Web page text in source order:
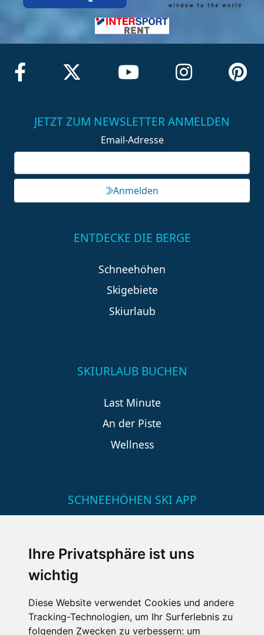
Ihre Privatsphäre ist uns
wichtig
Diese Website verwendet Cookies und andere
Tracking-Technologien, um Ihr Surferlebnis zu
folgenden Zwecken zu verbessern: um
JETZT ZUM NEWSLETTER ANMELDEN
Email-Adresse
Anmelden
ENTDECKE DIE BERGE
Schneehöhen
Skigebiete
Skiurlaub
SKIURLAUB BUCHEN
Last Minute
An der Piste
Wellness
SCHNEEHÖHEN SKI APP